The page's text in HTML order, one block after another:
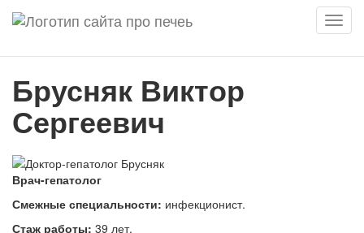
Меню
Брусняк Виктор
Сергеевич
Врач-гепатолог
Смежные специальности: инфекционист.
Стаж работы: 39 лет.